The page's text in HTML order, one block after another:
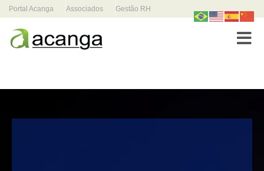
Portal Acanga Associados Gestão RH